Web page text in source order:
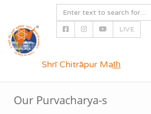
LIVE
Shrī Chitrāpur Mat̲h̲
Our Purvacharya-s